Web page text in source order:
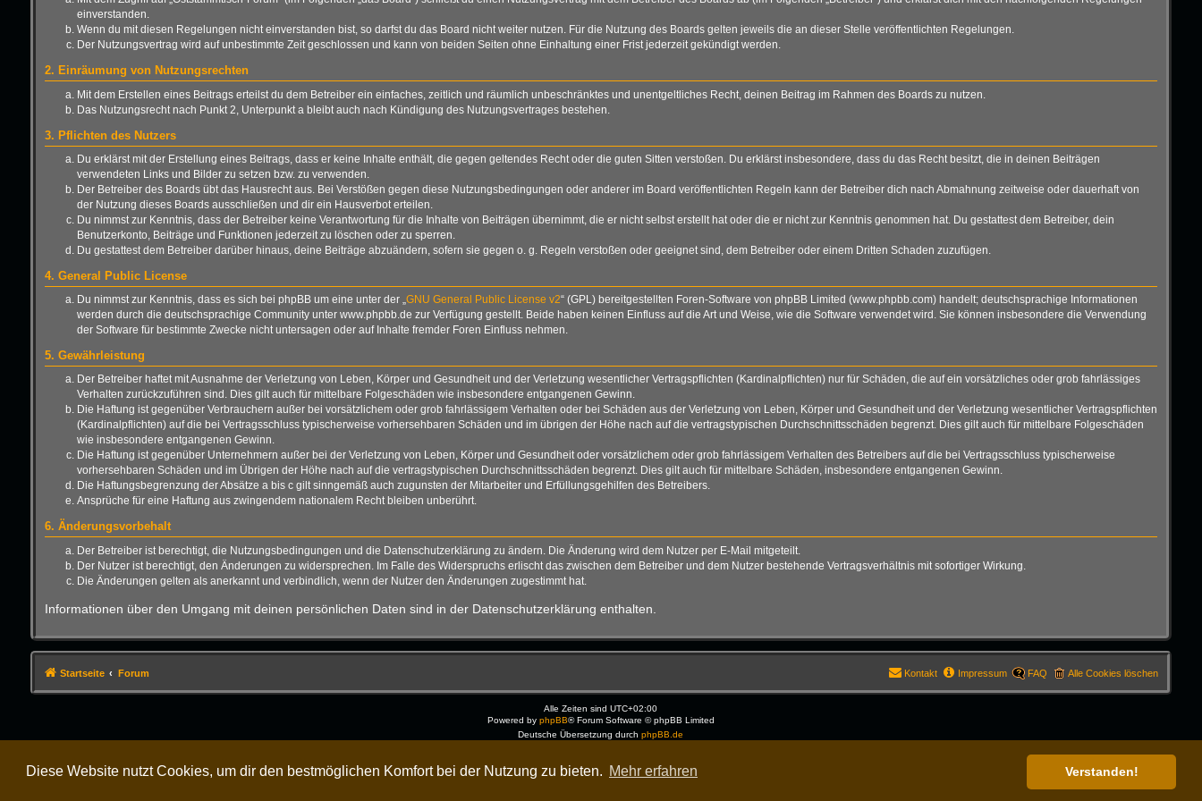
Diese Website nutzt Cookies, um dir den bestmöglichen Komfort bei der Nutzung zu bieten. Mehr erfahren Verstanden!
einverstanden.
Wenn du mit diesen Regelungen nicht einverstanden bist, so darfst du das Board nicht weiter nutzen. Für die Nutzung des Boards gelten jeweils die an dieser Stelle veröffentlichten Regelungen.
Der Nutzungsvertrag wird auf unbestimmte Zeit geschlossen und kann von beiden Seiten ohne Einhaltung einer Frist jederzeit gekündigt werden.
2. Einräumung von Nutzungsrechten
Mit dem Erstellen eines Beitrags erteilst du dem Betreiber ein einfaches, zeitlich und räumlich unbeschränktes und unentgeltliches Recht, deinen Beitrag im Rahmen des Boards zu nutzen.
Das Nutzungsrecht nach Punkt 2, Unterpunkt a bleibt auch nach Kündigung des Nutzungsvertrages bestehen.
3. Pflichten des Nutzers
Du erklärst mit der Erstellung eines Beitrags, dass er keine Inhalte enthält, die gegen geltendes Recht oder die guten Sitten verstoßen. Du erklärst insbesondere, dass du das Recht besitzt, die in deinen Beiträgen
verwendeten Links und Bilder zu setzen bzw. zu verwenden.
Der Betreiber des Boards übt das Hausrecht aus. Bei Verstößen gegen diese Nutzungsbedingungen oder anderer im Board veröffentlichten Regeln kann der Betreiber dich nach Abmahnung zeitweise oder dauerhaft von
der Nutzung dieses Boards ausschließen und dir ein Hausverbot erteilen.
Du nimmst zur Kenntnis, dass der Betreiber keine Verantwortung für die Inhalte von Beiträgen übernimmt, die er nicht selbst erstellt hat oder die er nicht zur Kenntnis genommen hat. Du gestattest dem Betreiber, dein
Benutzerkonto, Beiträge und Funktionen jederzeit zu löschen oder zu sperren.
Du gestattest dem Betreiber darüber hinaus, deine Beiträge abzuändern, sofern sie gegen o. g. Regeln verstoßen oder geeignet sind, dem Betreiber oder einem Dritten Schaden zuzufügen.
4. General Public License
Du nimmst zur Kenntnis, dass es sich bei phpBB um eine unter der „GNU General Public License v2“ (GPL) bereitgestellten Foren-Software von phpBB Limited (www.phpbb.com) handelt; deutschsprachige Informationen
werden durch die deutschsprachige Community unter www.phpbb.de zur Verfügung gestellt. Beide haben keinen Einfluss auf die Art und Weise, wie die Software verwendet wird. Sie können insbesondere die Verwendung
der Software für bestimmte Zwecke nicht untersagen oder auf Inhalte fremder Foren Einfluss nehmen.
5. Gewährleistung
Der Betreiber haftet mit Ausnahme der Verletzung von Leben, Körper und Gesundheit und der Verletzung wesentlicher Vertragspflichten (Kardinalpflichten) nur für Schäden, die auf ein vorsätzliches oder grob fahrlässiges
Verhalten zurückzuführen sind. Dies gilt auch für mittelbare Folgeschäden wie insbesondere entgangenen Gewinn.
Die Haftung ist gegenüber Verbrauchern außer bei vorsätzlichem oder grob fahrlässigem Verhalten oder bei Schäden aus der Verletzung von Leben, Körper und Gesundheit und der Verletzung wesentlicher Vertragspflichten
(Kardinalpflichten) auf die bei Vertragsschluss typischerweise vorhersehbaren Schäden und im übrigen der Höhe nach auf die vertragstypischen Durchschnittsschäden begrenzt. Dies gilt auch für mittelbare Folgeschäden
wie insbesondere entgangenen Gewinn.
Die Haftung ist gegenüber Unternehmern außer bei der Verletzung von Leben, Körper und Gesundheit oder vorsätzlichem oder grob fahrlässigem Verhalten des Betreibers auf die bei Vertragsschluss typischerweise
vorhersehbaren Schäden und im Übrigen der Höhe nach auf die vertragstypischen Durchschnittsschäden begrenzt. Dies gilt auch für mittelbare Schäden, insbesondere entgangenen Gewinn.
Die Haftungsbegrenzung der Absätze a bis c gilt sinngemäß auch zugunsten der Mitarbeiter und Erfüllungsgehilfen des Betreibers.
Ansprüche für eine Haftung aus zwingendem nationalem Recht bleiben unberührt.
6. Änderungsvorbehalt
Der Betreiber ist berechtigt, die Nutzungsbedingungen und die Datenschutzerklärung zu ändern. Die Änderung wird dem Nutzer per E-Mail mitgeteilt.
Der Nutzer ist berechtigt, den Änderungen zu widersprechen. Im Falle des Widerspruchs erlischt das zwischen dem Betreiber und dem Nutzer bestehende Vertragsverhältnis mit sofortiger Wirkung.
Die Änderungen gelten als anerkannt und verbindlich, wenn der Nutzer den Änderungen zugestimmt hat.
Informationen über den Umgang mit deinen persönlichen Daten sind in der Datenschutzerklärung enthalten.
Startseite Forum Alle Cookies löschen
FAQ
Impressum
Kontakt
Alle Zeiten sindUTC+02:00
Powered by phpBB® Forum Software © phpBB Limited
Deutsche Übersetzung durchphpBB.de